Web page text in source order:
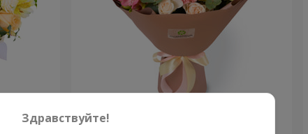
Букет "Шедевр"
Здравствуйте!